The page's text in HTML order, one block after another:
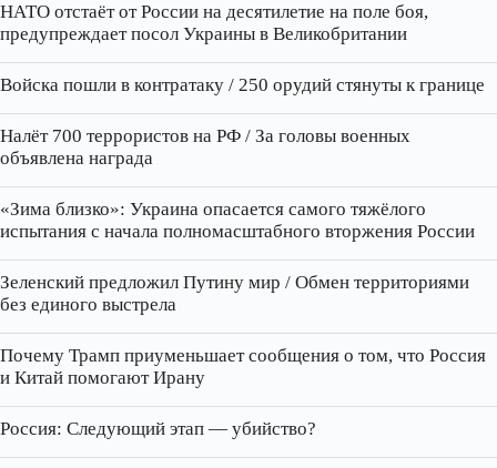
НАТО отстаёт от России на десятилетие на поле боя,
предупреждает посол Украины в Великобритании
Войска пошли в контратаку / 250 орудий стянуты к границе
Налёт 700 террористов на РФ / За головы военных
объявлена награда
«Зима близко»: Украина опасается самого тяжёлого
испытания с начала полномасштабного вторжения России
Зеленский предложил Путину мир / Обмен территориями
без единого выстрела
Почему Трамп приуменьшает сообщения о том, что Россия
и Китай помогают Ирану
Россия: Следующий этап — убийство?